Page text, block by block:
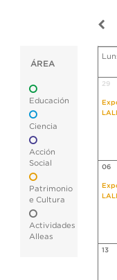
ÁREA
Educación
Ciencia
Acción
Social
Patrimonio
e Cultura
Actividades
Alleas
29
06
13